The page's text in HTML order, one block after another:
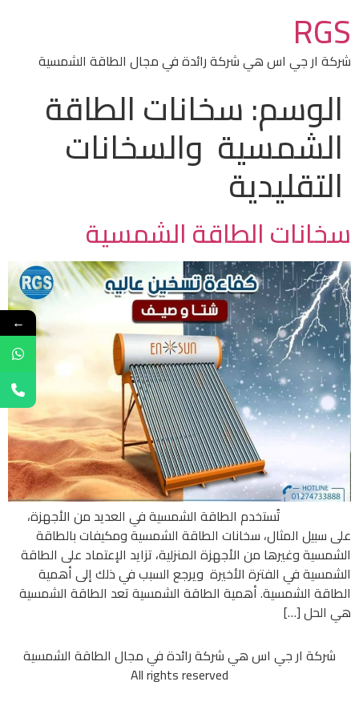
RGS
شركة ار جي اس هي شركة رائدة في مجال الطاقة الشمسية
الوسم:سخانات الطاقة
الشمسية والسخانات
التقليدية
سخانات الطاقة الشمسية
تُستخدم الطاقة الشمسية في العديد من الأجهزة،
على سبيل المثال، سخانات الطاقة الشمسية ومكيفات بالطاقة
الشمسية وغيرها من الأجهزة المنزلية، تزايد الإعتماد على الطاقة
الشمسية في الفترة الأخيرة ويرجع السبب في ذلك إلى أهمية
الطاقة الشمسية. أهمية الطاقة الشمسية تعد الطاقة الشمسية
هي الحل […]
شركة ار جي اس هي شركة رائدة في مجال الطاقة الشمسية
All rights reserved
←